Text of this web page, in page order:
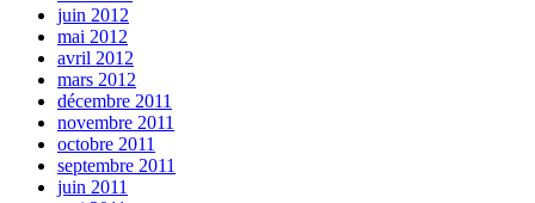
juin 2012
mai 2012
avril 2012
mars 2012
décembre 2011
novembre 2011
octobre 2011
septembre 2011
juin 2011